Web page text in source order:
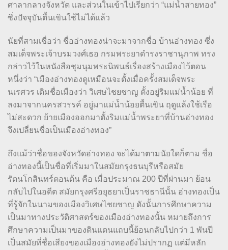
ศาลากลางจังหวัด และส่วนในเข้าไปเรียกว่า “แม่น้ำสายทอง”
ซึ่งปัจจุบันตื้นเขินใช้ไม่ได้แล้ว
นัยที่สามเชื่อว่า ชื่ออ่างทองน่าจะมาจากชื่อ บ้านอ่างทอง ซึ่ง
สมเด็จพระเจ้าบรมวงศ์เธอ กรมพระยาดำรงราชานุภาพ ทรง
กล่าวไว้ในหนังสือชุมนุมพระนิพนธ์เรื่องสร้างเมืองไว้ตอน
หนึ่งว่า “เมืองอ่างทองดูเหมือนจะตั้งเมื่อครั้งสมเด็จพระ
นเรศวร เดิมชื่อเมืองว่า วิเศษไชยชาญ ตั้งอยู่ริมแม่น้ำน้อย ที่
ลงมาจากนครสวรรค์ อยู่มาแม่น้ำน้อยตื้นเขิน ฤดูแล้งใช้เรือ
ไม่สะดวก ย้ายเมืองออกมาตั้งริมแม่น้ำพระยาที่บ้านอ่างทอง
จึงเปลี่ยนชื่อเป็นเมืองอ่างทอง”
ถึงแม้ว่าชื่อของจังหวัดอ่างทอง จะได้มาตามนัยใดก็ตาม ชื่อ
อ่างทองนี้เป็นชื่อที่เริ่มมาในสมัยกรุงธนบุรีหรือสมัย
รัตนโกสินทร์ตอนต้น คือ เมื่อประมาณ 200 ปีที่ผ่านมา ย้อน
กลับไปในอดีต สมัยกรุงศรีอยุธยาเป็นราชธานีนั้น อ่างทองเป็น
ที่รู้จักในนามของเมืองวิเศษไชยชาญ ดังนั้นการศึกษาความ
เป็นมาทางประวัติศาสตร์ของเมืองอ่างทองนั้น หมายถึงการ
ศึกษาความเป็นมาของดินแดนแถบนี้ย้อนกลับไปกว่า 1 พันปี
เป็นสมัยที่ชื่อเสียงของเมืองอ่างทองยังไม่ปรากฏ แต่มีหลัก